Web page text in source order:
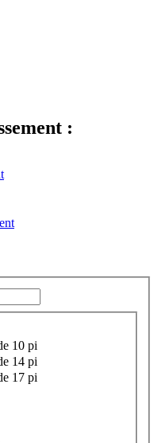
:
10 pi
14 pi
17 pi